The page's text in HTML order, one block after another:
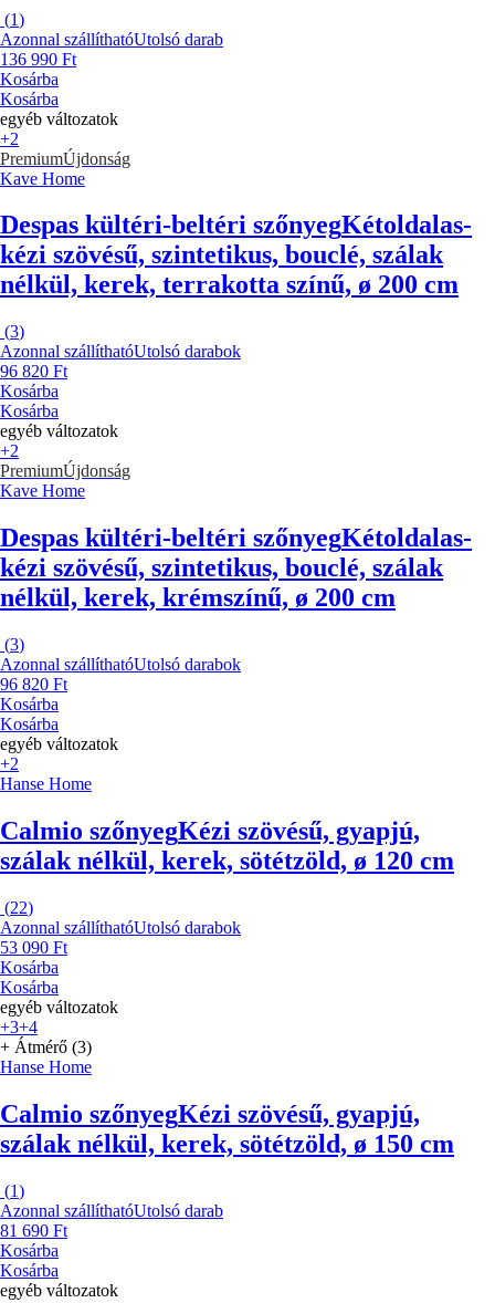
(1)
Azonnal szállíthatóUtolsó darab
136 990 Ft
Kosárba
Kosárba
egyéb változatok
+2
PremiumÚjdonság
Kave Home
Despas kültéri-beltéri szőnyegKétoldalas-
kézi szövésű, szintetikus, bouclé, szálak
nélkül, kerek, terrakotta színű, ø 200 cm
(3)
Azonnal szállíthatóUtolsó darabok
96 820 Ft
Kosárba
Kosárba
egyéb változatok
+2
PremiumÚjdonság
Kave Home
Despas kültéri-beltéri szőnyegKétoldalas-
kézi szövésű, szintetikus, bouclé, szálak
nélkül, kerek, krémszínű, ø 200 cm
(3)
Azonnal szállíthatóUtolsó darabok
96 820 Ft
Kosárba
Kosárba
egyéb változatok
+2
Hanse Home
Calmio szőnyegKézi szövésű, gyapjú,
szálak nélkül, kerek, sötétzöld, ø 120 cm
(22)
Azonnal szállíthatóUtolsó darabok
53 090 Ft
Kosárba
Kosárba
egyéb változatok
+3+4
+ Átmérő (3)
Hanse Home
Calmio szőnyegKézi szövésű, gyapjú,
szálak nélkül, kerek, sötétzöld, ø 150 cm
(1)
Azonnal szállíthatóUtolsó darab
81 690 Ft
Kosárba
Kosárba
egyéb változatok